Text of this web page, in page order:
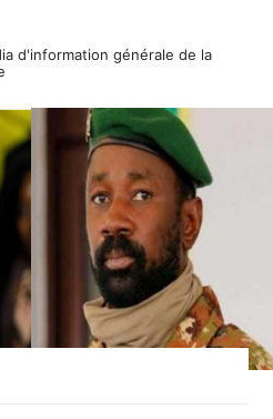
d'information générale de la